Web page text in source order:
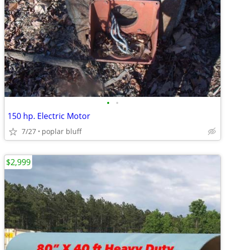
• •
150 hp. Electric Motor
7/27 poplar bluff
$2,999